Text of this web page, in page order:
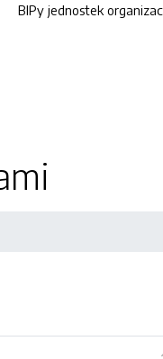
BIPy jednostek